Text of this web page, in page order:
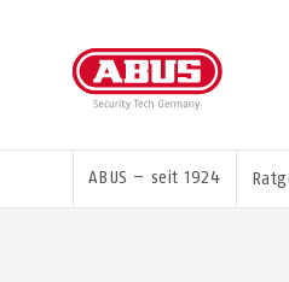
SIE
ABUS – seit 1924